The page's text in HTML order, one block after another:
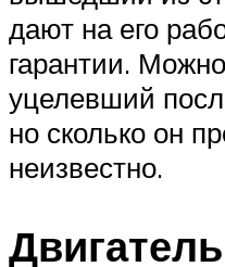
дают на его
гарантии.
уцелевший
но сколько он
неизвестно.